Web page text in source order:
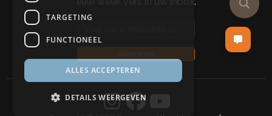
TARGETING
FUNCTIONEEL
ALLES ACCEPTEREN
DETAILS WEERGEVEN